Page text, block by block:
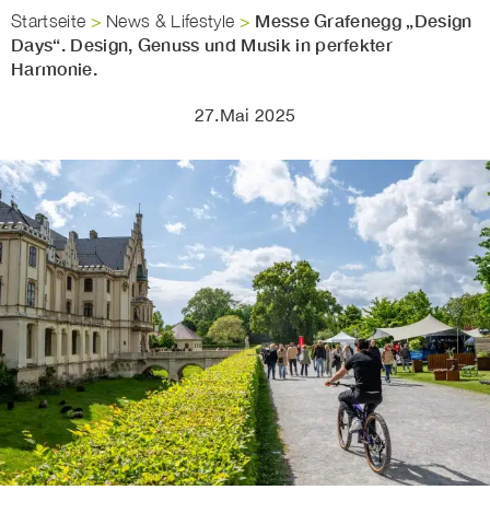
Startseite > News & Lifestyle > Messe Grafenegg „Design
Days“. Design, Genuss und Musik in perfekter
Harmonie.
27.Mai 2025